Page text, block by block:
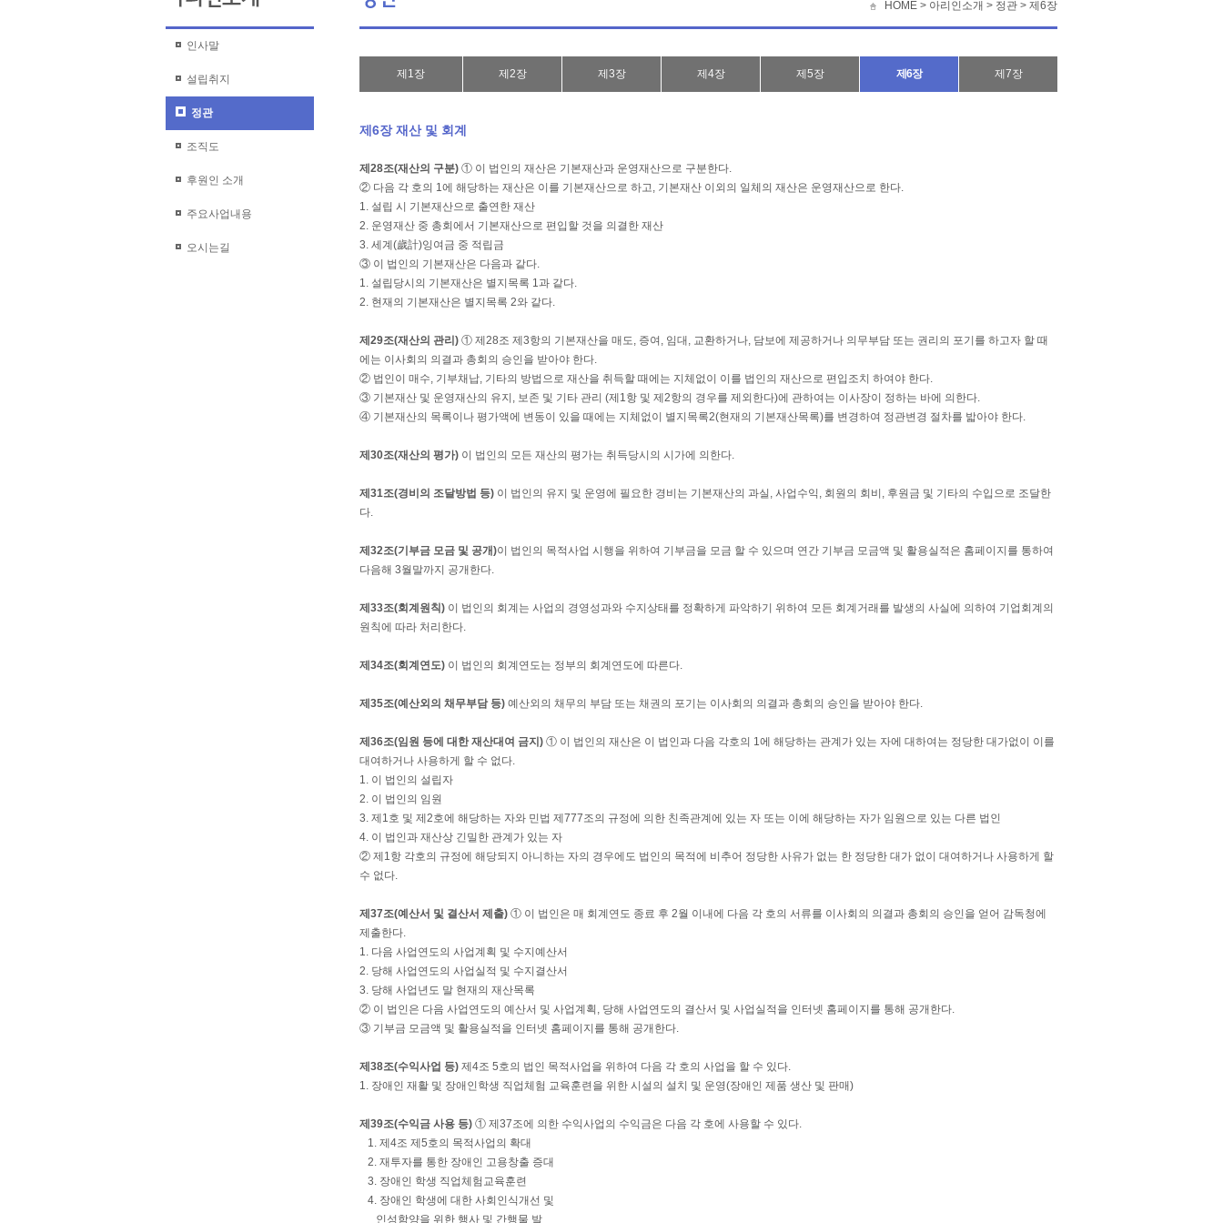
인사말
설립취지
정관
조직도
후원인 소개
주요사업내용
오시는길
HOME > 아리인소개 > 정관 > 제6장
제1장 제2장 제3장 제4장 제5장 제6장 제7장
제6장 재산 및 회계
제28조(재산의 구분) ① 이 법인의 재산은 기본재산과 운영재산으로 구분한다.
② 다음 각 호의 1에 해당하는 재산은 이를 기본재산으로 하고, 기본재산 이외의 일체의 재산은 운영재산으로 한다.
1. 설립 시 기본재산으로 출연한 재산
2. 운영재산 중 총회에서 기본재산으로 편입할 것을 의결한 재산
3. 세계(歲計)잉여금 중 적립금
③ 이 법인의 기본재산은 다음과 같다.
1. 설립당시의 기본재산은 별지목록 1과 같다.
2. 현재의 기본재산은 별지목록 2와 같다.
제29조(재산의 관리) ① 제28조 제3항의 기본재산을 매도, 증여, 임대, 교환하거나, 담보에 제공하거나 의무부담 또는 권리의 포기를 하고자 할 때
에는 이사회의 의결과 총회의 승인을 받아야 한다.
② 법인이 매수, 기부채납, 기타의 방법으로 재산을 취득할 때에는 지체없이 이를 법인의 재산으로 편입조치 하여야 한다.
③ 기본재산 및 운영재산의 유지, 보존 및 기타 관리 (제1항 및 제2항의 경우를 제외한다)에 관하여는 이사장이 정하는 바에 의한다.
④ 기본재산의 목록이나 평가액에 변동이 있을 때에는 지체없이 별지목록2(현재의 기본재산목록)를 변경하여 정관변경 절차를 밟아야 한다.
제30조(재산의 평가) 이 법인의 모든 재산의 평가는 취득당시의 시가에 의한다.
제31조(경비의 조달방법 등) 이 법인의 유지 및 운영에 필요한 경비는 기본재산의 과실, 사업수익, 회원의 회비, 후원금 및 기타의 수입으로 조달한
다.
제32조(기부금 모금 및 공개)이 법인의 목적사업 시행을 위하여 기부금을 모금 할 수 있으며 연간 기부금 모금액 및 활용실적은 홈페이지를 통하여
다음해 3월말까지 공개한다.
제33조(회계원칙) 이 법인의 회계는 사업의 경영성과와 수지상태를 정확하게 파악하기 위하여 모든 회계거래를 발생의 사실에 의하여 기업회계의
원칙에 따라 처리한다.
제34조(회계연도) 이 법인의 회계연도는 정부의 회계연도에 따른다.
제35조(예산외의 채무부담 등) 예산외의 채무의 부담 또는 채권의 포기는 이사회의 의결과 총회의 승인을 받아야 한다.
제36조(임원 등에 대한 재산대여 금지) ① 이 법인의 재산은 이 법인과 다음 각호의 1에 해당하는 관계가 있는 자에 대하여는 정당한 대가없이 이를
대여하거나 사용하게 할 수 없다.
1. 이 법인의 설립자
2. 이 법인의 임원
3. 제1호 및 제2호에 해당하는 자와 민법 제777조의 규정에 의한 친족관계에 있는 자 또는 이에 해당하는 자가 임원으로 있는 다른 법인
4. 이 법인과 재산상 긴밀한 관계가 있는 자
② 제1항 각호의 규정에 해당되지 아니하는 자의 경우에도 법인의 목적에 비추어 정당한 사유가 없는 한 정당한 대가 없이 대여하거나 사용하게 할
수 없다.
제37조(예산서 및 결산서 제출) ① 이 법인은 매 회계연도 종료 후 2월 이내에 다음 각 호의 서류를 이사회의 의결과 총회의 승인을 얻어 감독청에
제출한다.
1. 다음 사업연도의 사업계획 및 수지예산서
2. 당해 사업연도의 사업실적 및 수지결산서
3. 당해 사업년도 말 현재의 재산목록
② 이 법인은 다음 사업연도의 예산서 및 사업계획, 당해 사업연도의 결산서 및 사업실적을 인터넷 홈페이지를 통해 공개한다.
③ 기부금 모금액 및 활용실적을 인터넷 홈페이지를 통해 공개한다.
제38조(수익사업 등) 제4조 5호의 법인 목적사업을 위하여 다음 각 호의 사업을 할 수 있다.
1. 장애인 재활 및 장애인학생 직업체험 교육훈련을 위한 시설의 설치 및 운영(장애인 제품 생산 및 판매)
제39조(수익금 사용 등) ① 제37조에 의한 수익사업의 수익금은 다음 각 호에 사용할 수 있다.
1. 제4조 제5호의 목적사업의 확대
2. 재투자를 통한 장애인 고용창출 증대
3. 장애인 학생 직업체험교육훈련
4. 장애인 학생에 대한 사회인식개선 및
인성함양을 위한 행사 및 간행물 발